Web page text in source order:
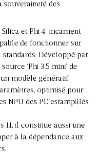
souveraineté des
et Phi 4 incarnent
de fonctionner sur
standards. Développé par
‘Phi 3.5 mini’ de
modèle génératif
optimisé pour
NPU des PC estampillés
11, il constitue aussi une
à la dépendance aux